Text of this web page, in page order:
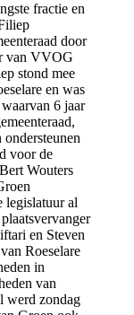
fractie en
door
van VVOG
stond mee
en was
6 jaar
voor de
Wouters
legislatuur al
en Steven
Roeselare
in
van
werd zondag